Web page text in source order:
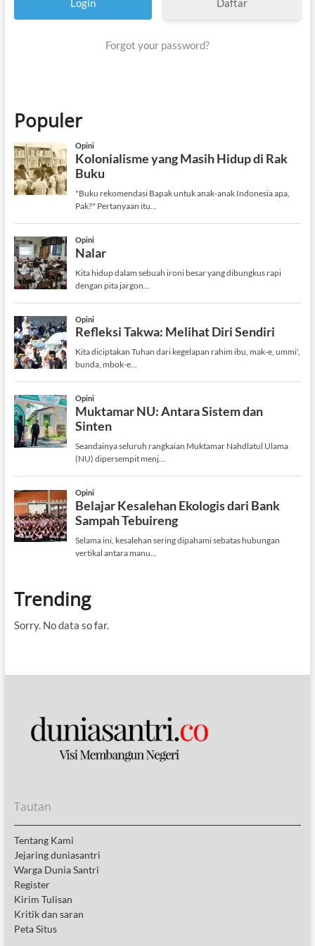
Daftar
Forgot your password?
Populer
Trending
Sorry. No data so far.
Tautan
Tentang Kami
Jejaring duniasantri
Warga Dunia Santri
Register
Kirim Tulisan
Kritik dan saran
Peta Situs